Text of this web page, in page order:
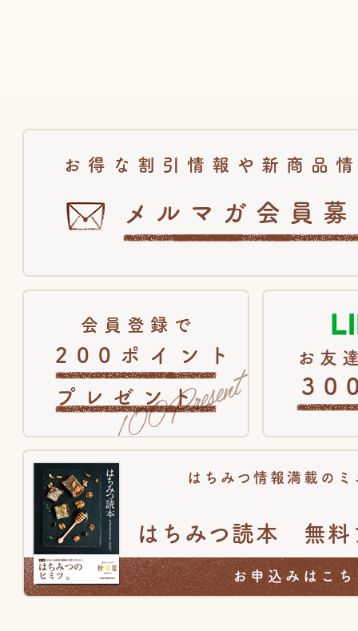
お得な割引情報や新商品
メルマガ会員
会員登録で
200ポイント
プレゼント
お友
はちみつ情報満載のミ
はちみつ読本 無料
お申込みはこ